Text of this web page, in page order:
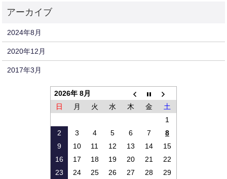
2024年8月
2020年12月
2017年3月
2026年 8月
日
月 火 水 木 金
土
1
2
3 4 5 6 7
8
9
10 11 12 13 14
15
16
17 18 19 20 21
22
23
24 25 26 27 28
29